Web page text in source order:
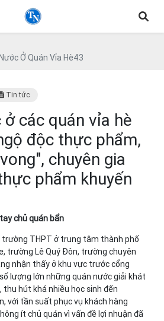
Ở Quán Vỉa Hè43
Tin tức
ở các quán vỉa hè
độc thực phẩm,
chuyên gia
phẩm khuyến
chủ quán bẩn
trường THPT ở trung tâm thành phố
trường Lê Quý Đôn, trường chuyên
nhận thấy ở khu vực trước cổng
lượng lớn những quán nước giải khát
thu hút khá nhiều học sinh đến
với tần suất phục vụ khách hàng
ít chủ quán vì vấn đề lợi nhuận đã